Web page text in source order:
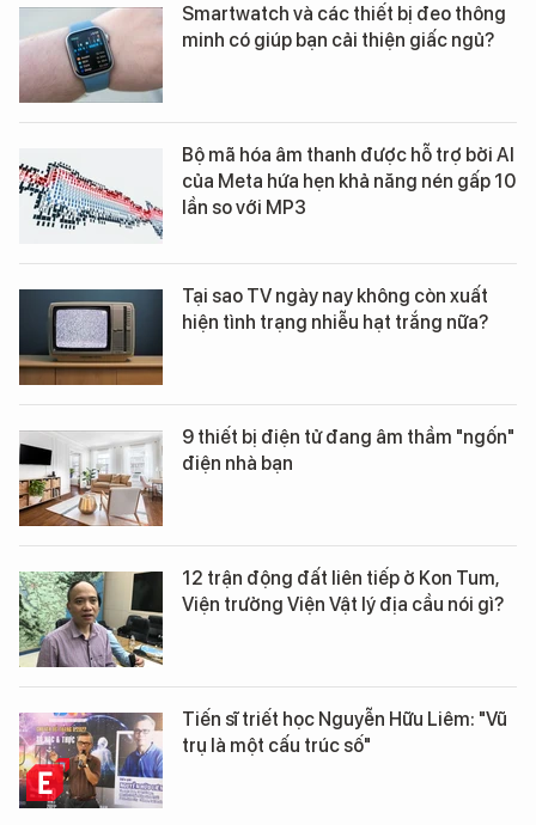
Smartwatch và các thiết bị đeo thông
minh có giúp bạn cải thiện giấc ngủ?
Bộ mã hóa âm thanh được hỗ trợ bởi AI
của Meta hứa hẹn khả năng nén gấp 10
lần so với MP3
Tại sao TV ngày nay không còn xuất
hiện tình trạng nhiễu hạt trắng nữa?
9 thiết bị điện tử đang âm thầm "ngốn"
điện nhà bạn
12 trận động đất liên tiếp ở Kon Tum,
Viện trưởng Viện Vật lý địa cầu nói gì?
Tiến sĩ triết học Nguyễn Hữu Liêm: "Vũ
trụ là một cấu trúc số"